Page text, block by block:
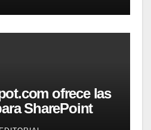
ofrece las
SharePoint